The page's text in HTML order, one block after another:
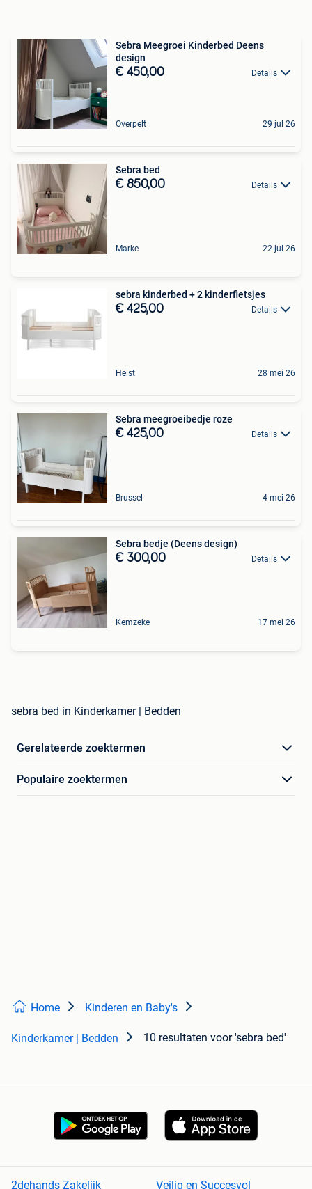
Sebra Meegroei Kinderbed Deens
design
€ 450,00 Details
Overpelt 29 jul 26
Sebra bed
€ 850,00 Details
Marke 22 jul 26
sebra kinderbed + 2 kinderfietsjes
€ 425,00 Details
Heist 28 mei 26
Sebra meegroeibedje roze
€ 425,00 Details
Brussel 4 mei 26
Sebra bedje (Deens design)
€ 300,00 Details
Kemzeke 17 mei 26
sebra bed in Kinderkamer | Bedden
Gerelateerde zoektermen
Populaire zoektermen
Home Kinderen en Baby's
Kinderkamer | Bedden 10 resultaten voor 'sebra bed'
2dehands Zakelijk Veilig en Succesvol